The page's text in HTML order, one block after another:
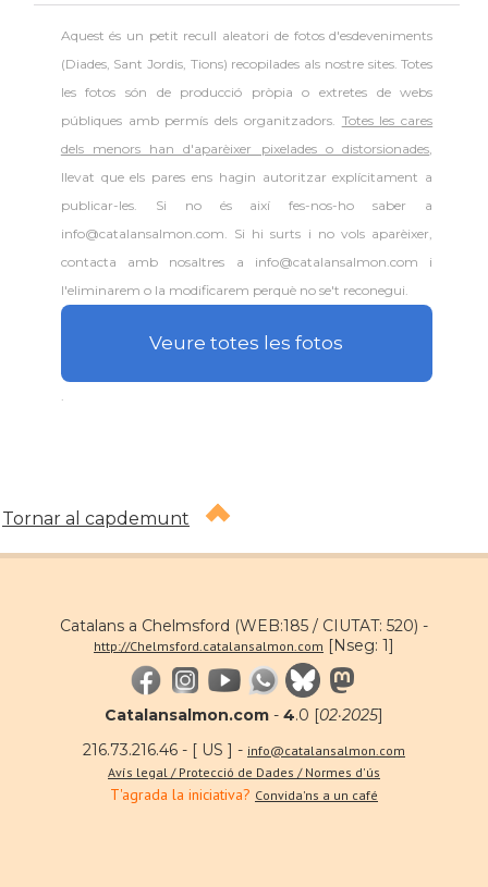
Aquest és un petit recull aleatori de fotos d'esdeveniments
(Diades, Sant Jordis, Tions) recopilades als nostre sites. Totes
les fotos són de producció pròpia o extretes de webs
públiques amb permís dels organitzadors. Totes les cares
dels menors han d'aparèixer pixelades o distorsionades,
llevat que els pares ens hagin autoritzar explícitament a
publicar-les. Si no és així fes-nos-ho saber a
info@catalansalmon.com. Si hi surts i no vols aparèixer,
contacta amb nosaltres a info@catalansalmon.com i
l'eliminarem o la modificarem perquè no se't reconegui.
Veure totes les fotos
Tornar al capdemunt
Catalans a Chelmsford (WEB:185 / CIUTAT: 520) -
http://Chelmsford.catalansalmon.com [Nseg: 1]
Catalansalmon.com - 4.0 [02·2025]
216.73.216.46 - [ US ] - info@catalansalmon.com
Avís legal / Protecció de Dades / Normes d'ús
T'agrada la iniciativa? Convida'ns a un café